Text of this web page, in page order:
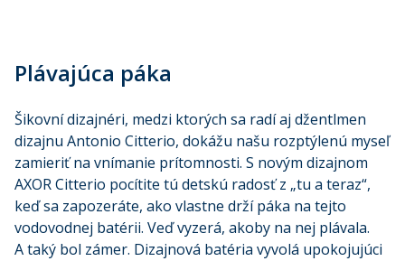
Plávajúca páka
Šikovní dizajnéri, medzi ktorých sa radí aj džentlmen
dizajnu Antonio Citterio, dokážu našu rozptýlenú myseľ
zamieriť na vnímanie prítomnosti. S novým dizajnom
AXOR Citterio pocítite tú detskú radosť z „tu a teraz“,
keď sa zapozeráte, ako vlastne drží páka na tejto
vodovodnej batérii. Veď vyzerá, akoby na nej plávala.
A taký bol zámer. Dizajnová batéria vyvolá upokojujúci